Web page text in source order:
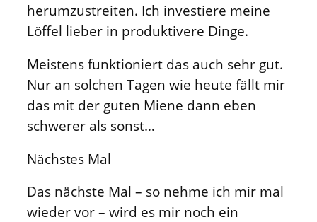
herumzustreiten. Ich investiere meine
Löffel lieber in produktivere Dinge.
Meistens funktioniert das auch sehr gut.
Nur an solchen Tagen wie heute fällt mir
das mit der guten Miene dann eben
schwerer als sonst…
Nächstes Mal
Das nächste Mal – so nehme ich mir mal
wieder vor – wird es mir noch ein